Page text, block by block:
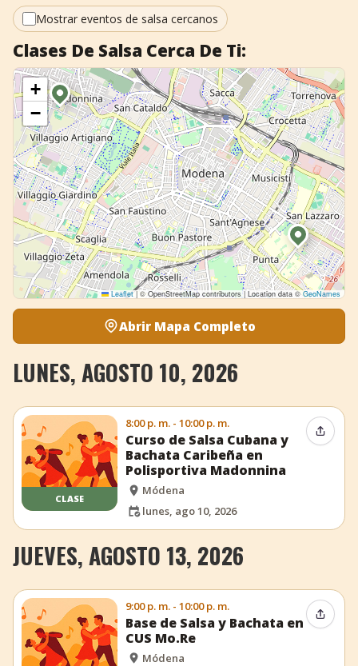
+ Añadir evento
Mostrar eventos de salsa cercanos
Clases De Salsa Cerca De Ti:
+
−
Leaflet | © OpenStreetMap contributors | Location data ©GeoNames
Abrir Mapa Completo
LUNES, AGOSTO 10, 2026
CLASE
8:00 p. m. - 10:00 p. m.
Curso de Salsa Cubana y
Bachata Caribeña en
Polisportiva Madonnina
Módena
lunes, ago 10, 2026
JUEVES, AGOSTO 13, 2026
9:00 p. m. - 10:00 p. m.
Base de Salsa y Bachata en
CUS Mo.Re
Módena